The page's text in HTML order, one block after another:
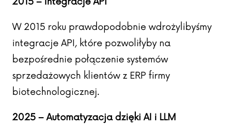
W 2015 roku prawdopodobnie wdrożylibyśmy
integracje API, które pozwoliłyby na
bezpośrednie połączenie systemów
sprzedażowych klientów z ERP firmy
biotechnologicznej.
2025 – Automatyzacja dzięki AI i LLM